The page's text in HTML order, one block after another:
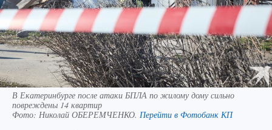
В Екатеринбурге после атаки БПЛА по жилому дому сильно
повреждены 14 квартир
Фото: Николай ОБЕРЕМЧЕНКО. Перейти в Фотобанк КП